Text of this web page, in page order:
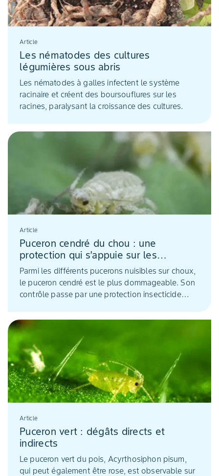
Article
Les nématodes des cultures
légumières sous abris
Les nématodes à galles infectent le système
racinaire et créent des boursouflures sur les
racines, paralysant la croissance des cultures.
Article
Puceron cendré du chou : une
protection qui s’appuie sur les
auxiliaires
Parmi les différents pucerons nuisibles sur choux,
le puceron cendré est le plus dommageable. Son
contrôle passe par une protection insecticide
Article
Puceron vert : dégâts directs et
indirects
Le puceron vert du pois, Acyrthosiphon pisum,
qui peut également être rose, est observable sur